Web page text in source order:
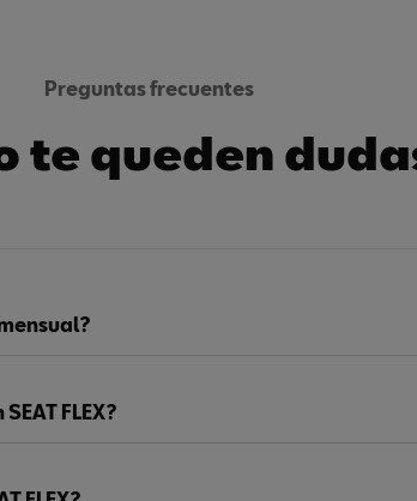
Preguntas frecuentes
te queden
FLEX?